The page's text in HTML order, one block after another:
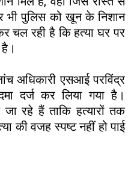
भी पुलिस को खून के निशान
चल रही है कि हत्या घर पर
अधिकारी एसआई परविंद्र
दर्ज कर लिया गया है।
रहे हैं ताकि हत्यारों तक
वजह स्पष्ट नहीं हो पाई